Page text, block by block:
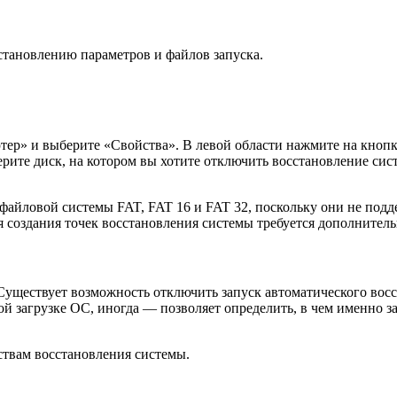
параметров и файлов запуска.
и выберите «Свойства». В левой области нажмите на
диск, на котором вы хотите отключить восстановление
системы FAT, FAT 16 и FAT 32, поскольку они не
точек восстановления системы требуется
возможность отключить запуск автоматического
загрузке ОС, иногда — позволяет определить, в чем именно
восстановления системы.